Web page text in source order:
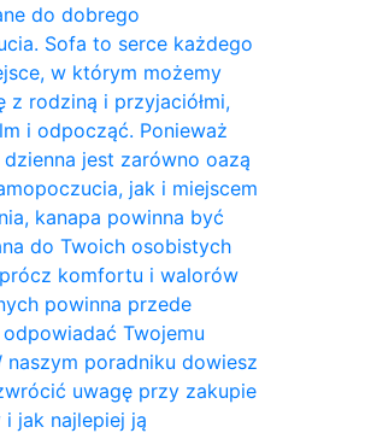
do dobrego
Sofa to serce każdego
w którym możemy
z rodziną i przyjaciółmi,
i odpocząć. Ponieważ
jest zarówno oazą
jak i miejscem
kanapa powinna być
do Twoich osobistych
komfortu i walorów
powinna przede
Twojemu
naszym poradniku dowiesz
uwagę przy zakupie
jak najlepiej ją